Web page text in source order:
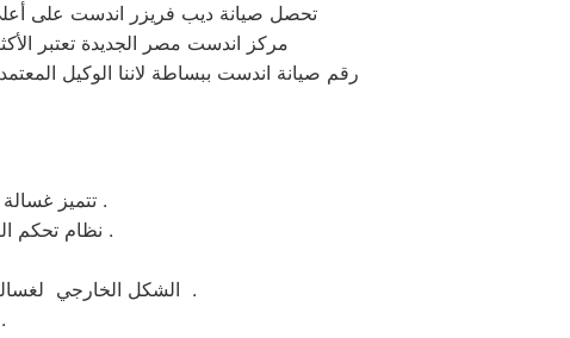
تحصل صيانة ديب فريزر اندست على
مركز اندست مصر الجديدة تعتبر
رقم صيانة اندست ببساطة لاننا الوكيل
تتميز غسالة ملابس اندست بسهولة التنظيف وبها خاصة التنظيف الذاتي للحله بعد الغسيل .
نظام تحكم الكتروني وهو نظام يتيح لك التحكم بكامل وظائف الغساله بنظام الكتروني ذكي .
الشكل الخارجي لغسالة ملابس اندست جيد ومتوفر منها اكثر من لون مثل ابيض واسود وسيلفر لتناسب الجميع .
نظام توفير للكهرباء متوفر بها نظام لفصل الكهرباء كل 15 ثانيه .